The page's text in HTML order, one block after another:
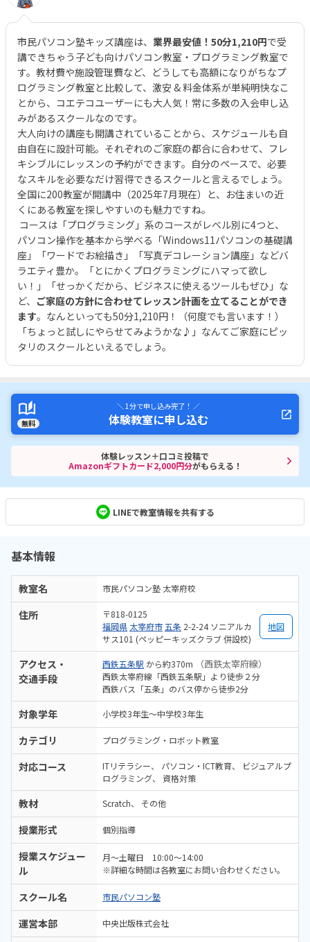
市民パソコン塾キッズ講座は、 業界最安値！50分1,210円で受
講できちゃう子ども向けパソコン教室・プログラミング教室で
す。教材費や施設管理費など、どうしても高額になりがちなプ
ログラミング教室と比較して、激安 & 料金体系が単純明快なこ
とから、コエテコユーザーにも大人気！常に多数の入会申し込
みがあるスクールなのです。
大人向けの講座も開講されていることから、スケジュールも自
由自在に設計可能。それぞれのご家庭の都合に合わせて、フレ
キシブルにレッスンの予約ができます。自分のペースで、必要
なスキルを必要なだけ習得できるスクールと言えるでしょう。
全国に200教室が開講中（2025年7月現在）と、お住まいの近
くにある教室を探しやすいのも魅力ですね。
コースは「プログラミング」系のコースがレベル別に4つと、
パソコン操作を基本から学べる「Windows11パソコンの基礎講
座」「ワードでお絵描き」「写真デコレーション講座」などバ
ラエティ豊か。「とにかくプログラミングにハマって欲し
い！」「せっかくだから、ビジネスに使えるツールもぜひ」な
ど、 ご家庭の方針に合わせてレッスン計画を立てることができ
ます。なんといっても50分1,210円！（何度でも言います！）
「ちょっと試しにやらせてみようかな♪」なんてご家庭にピッ
タリのスクールといえるでしょう。
無料
＼ 1分で申し込み完了！ ／
体験教室に申し込む
体験レッスン＋口コミ投稿で
Amazonギフトカード2,000円分がもらえる！
LINEで教室情報を共有する
基本情報
教室名 市民パソコン塾 太宰府校
住所
〒818-0125
福岡県 太宰府市 五条 2-2-24 ソニアルカ
サス101 (ペッピーキッズクラブ 併設校)
地図
アクセス・
交通手段
西鉄五条駅 から約370m （西鉄太宰府線）
西鉄太宰府線「西鉄五条駅」より徒歩２分
西鉄バス「五条」のバス停から徒歩2分
対象学年 小学校3年生～中学校3年生
カテゴリ プログラミング・ロボット教室
対応コース ITリテラシー パソコン・ICT教育
ビジュアルプ
ログラミング
資格対策
教材 Scratch その他
授業形式 個別指導
授業スケジュー
ル
月～土曜日 10:00～14:00
※詳細な時間は各教室にお問い合わせください。
スクール名 市民パソコン塾
運営本部 中央出版株式会社